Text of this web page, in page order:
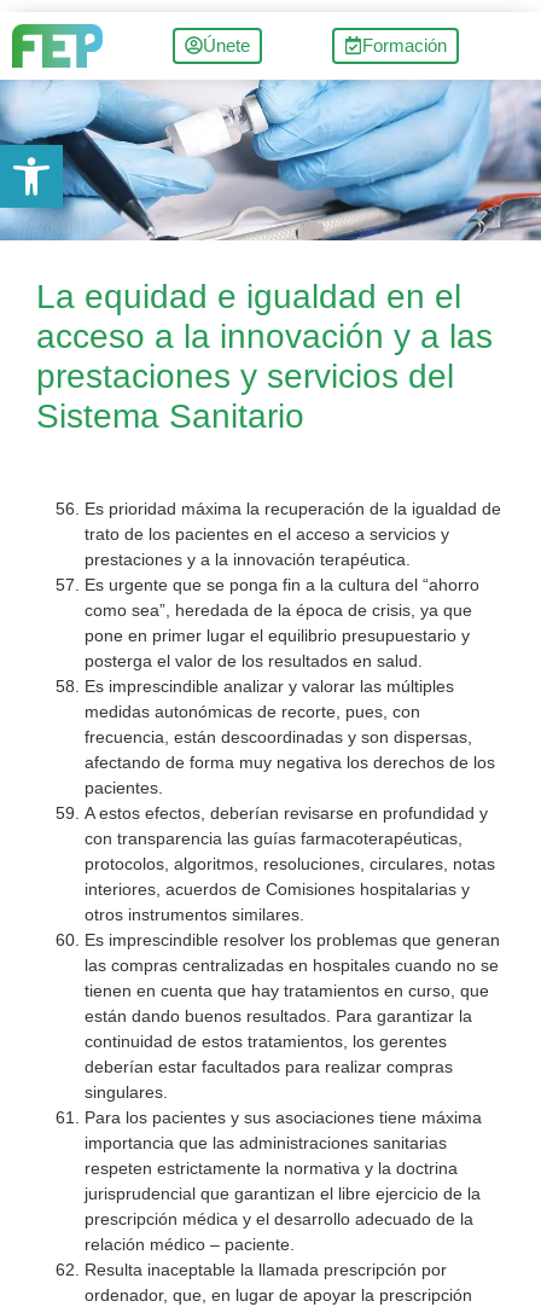
Únete Formación
La equidad e igualdad en el
acceso a la innovación y a las
prestaciones y servicios del
Sistema Sanitario
Es prioridad máxima la recuperación de la igualdad de
trato de los pacientes en el acceso a servicios y
prestaciones y a la innovación terapéutica.
Es urgente que se ponga fin a la cultura del “ahorro
como sea”, heredada de la época de crisis, ya que
pone en primer lugar el equilibrio presupuestario y
posterga el valor de los resultados en salud.
Es imprescindible analizar y valorar las múltiples
medidas autonómicas de recorte, pues, con
frecuencia, están descoordinadas y son dispersas,
afectando de forma muy negativa los derechos de los
pacientes.
A estos efectos, deberían revisarse en profundidad y
con transparencia las guías farmacoterapéuticas,
protocolos, algoritmos, resoluciones, circulares, notas
interiores, acuerdos de Comisiones hospitalarias y
otros instrumentos similares.
Es imprescindible resolver los problemas que generan
las compras centralizadas en hospitales cuando no se
tienen en cuenta que hay tratamientos en curso, que
están dando buenos resultados. Para garantizar la
continuidad de estos tratamientos, los gerentes
deberían estar facultados para realizar compras
singulares.
Para los pacientes y sus asociaciones tiene máxima
importancia que las administraciones sanitarias
respeten estrictamente la normativa y la doctrina
jurisprudencial que garantizan el libre ejercicio de la
prescripción médica y el desarrollo adecuado de la
relación médico – paciente.
Resulta inaceptable la llamada prescripción por
ordenador, que, en lugar de apoyar la prescripción
Abrir barra de herramientas